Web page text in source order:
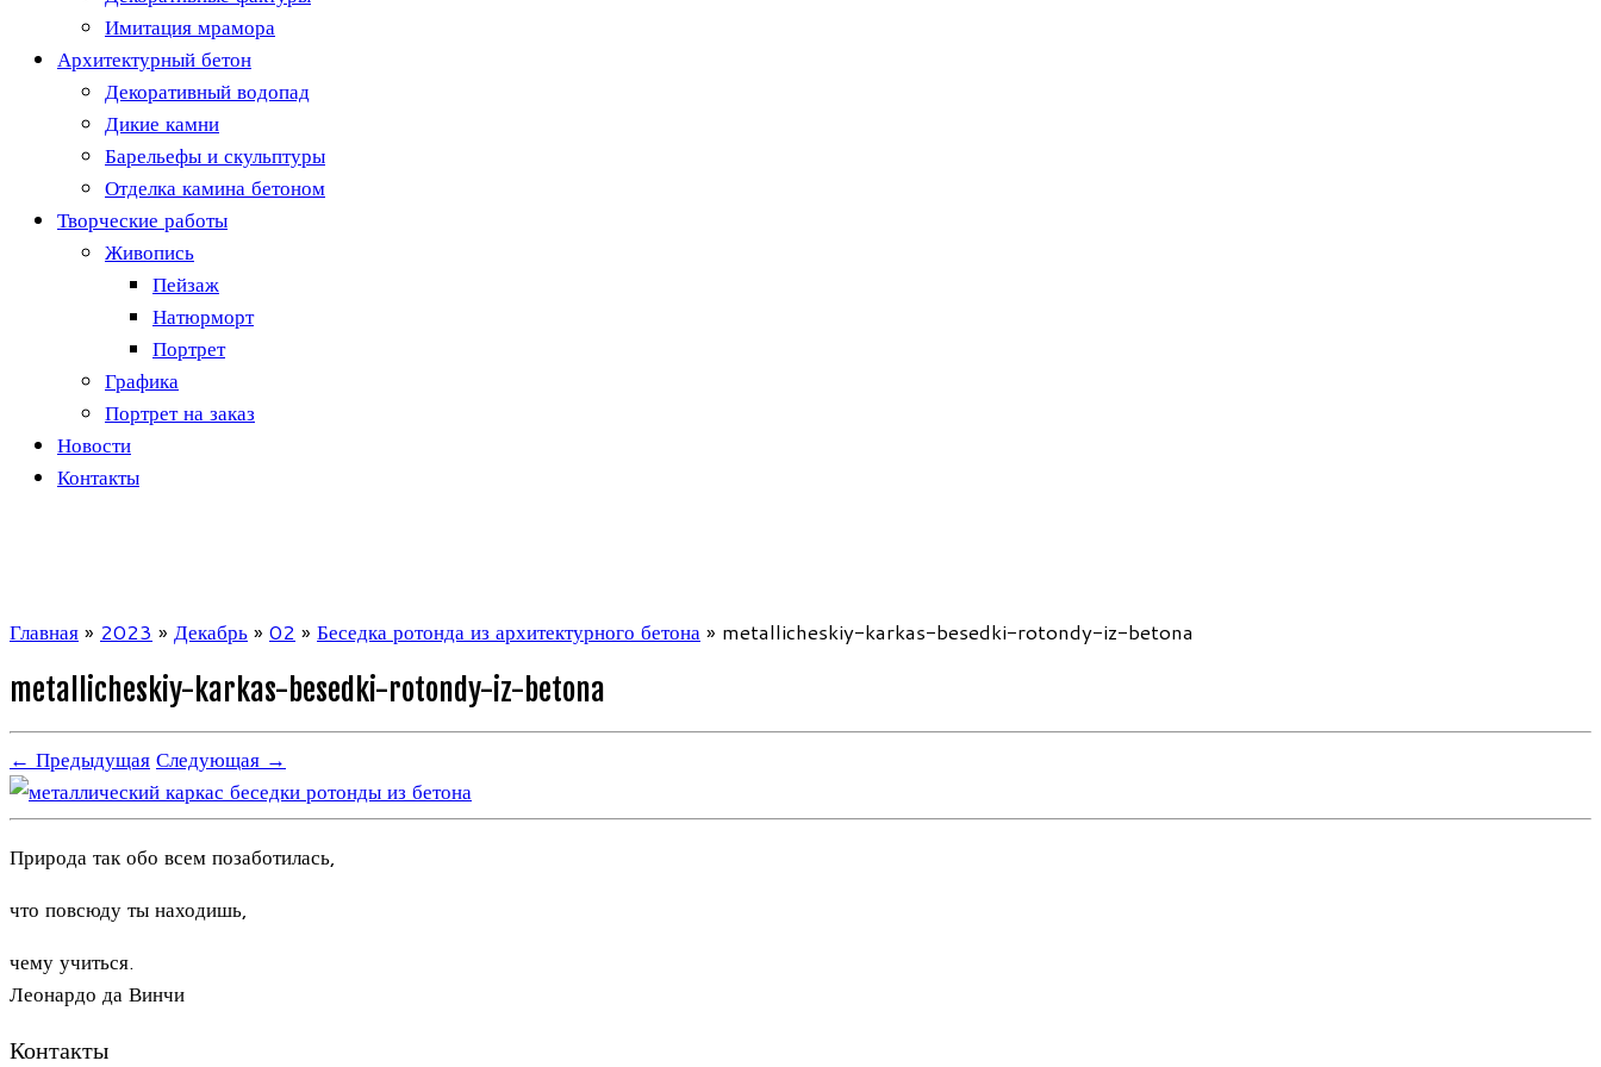
Имитация мрамора
Архитектурный бетон
Декоративный водопад
Дикие камни
Барельефы и скульптуры
Отделка камина бетоном
Творческие работы
Живопись
Пейзаж
Натюрморт
Портрет
Графика
Портрет на заказ
Новости
Контакты
Главная » 2023 » Декабрь » 02 » Беседка ротонда из архитектурного бетона » metallicheskiy-karkas-besedki-rotondy-iz-betona
metallicheskiy-karkas-besedki-rotondy-iz-betona
← Предыдущая Следующая →
Природа так обо всем позаботилась,
что повсюду ты находишь,
чему учиться.
Леонардо да Винчи
Контакты